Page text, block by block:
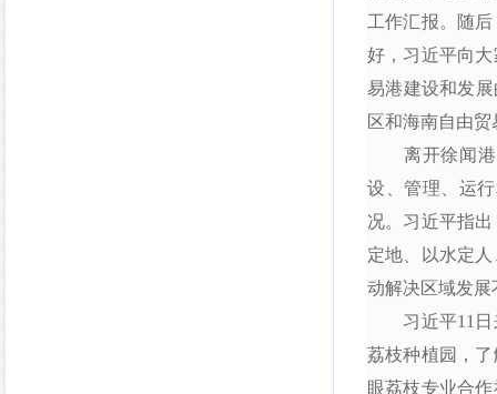
工作汇报。随
好，习近平向
易港建设和发
区和海南自由
离开徐闻港
设、管理、运
况。习近平指
定地、以水定
动解决区域发
习近平11日来
荔枝种植园，
眼荔枝专业合